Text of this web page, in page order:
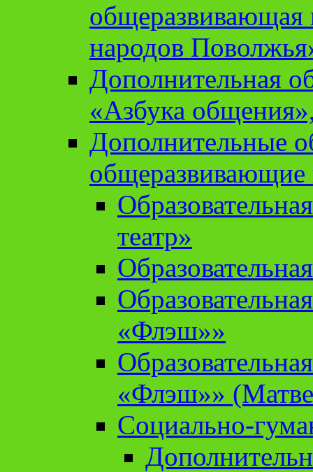
народов
Дополнительная
«Азбука
Дополнительные
театр»
«Флэш»»
«Флэш»»
Социально-